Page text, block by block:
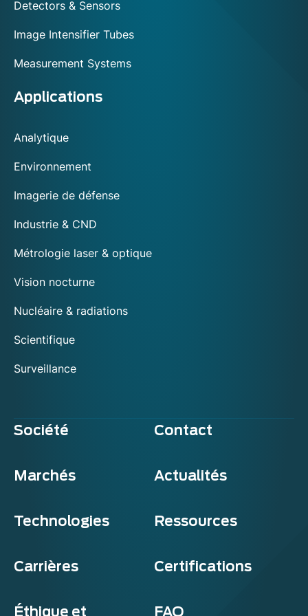
Detectors & Sensors
Image Intensifier Tubes
Measurement Systems
Applications
Analytique
Environnement
Imagerie de défense
Industrie & CND
Métrologie laser & optique
Vision nocturne
Nucléaire & radiations
Scientifique
Surveillance
Société Contact
Marchés Actualités
Technologies Ressources
Carrières Certifications
Éthique et FAQ